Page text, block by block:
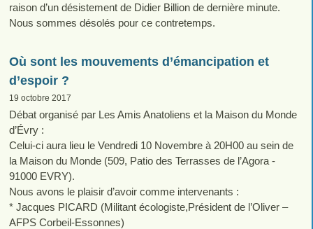
raison d’un désistement de Didier Billion de dernière minute.
Nous sommes désolés pour ce contretemps.
Où sont les mouvements d’émancipation et
d’espoir ?
19 octobre 2017
Débat organisé par Les Amis Anatoliens et la Maison du Monde
d’Évry :
Celui-ci aura lieu le Vendredi 10 Novembre à 20H00 au sein de
la Maison du Monde (509, Patio des Terrasses de l’Agora -
91000 EVRY).
Nous avons le plaisir d’avoir comme intervenants :
* Jacques PICARD (Militant écologiste,Président de l’Oliver –
AFPS Corbeil-Essonnes)